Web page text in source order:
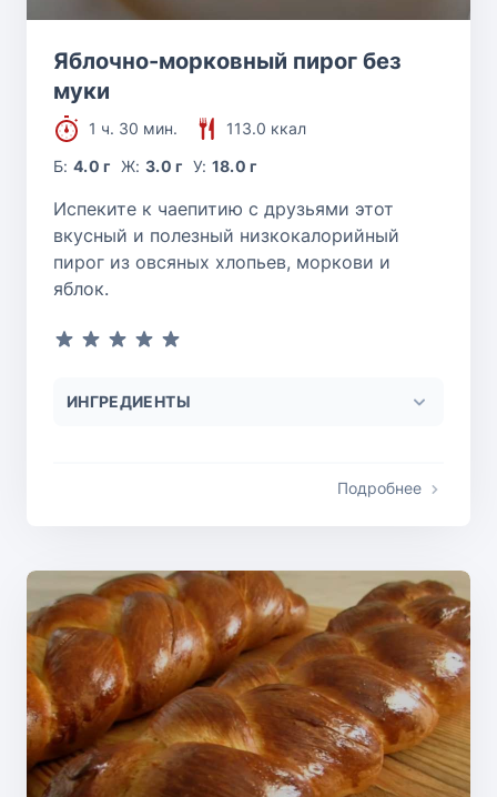
Яблочно-морковный пирог без
муки
1 ч. 30 мин.
113.0 ккал
Б:4.0 г Ж: 3.0 г У: 18.0 г
Испеките к чаепитию с друзьями этот
вкусный и полезный низкокалорийный
пирог из овсяных хлопьев, моркови и
яблок.
ИНГРЕДИЕНТЫ
Подробнее